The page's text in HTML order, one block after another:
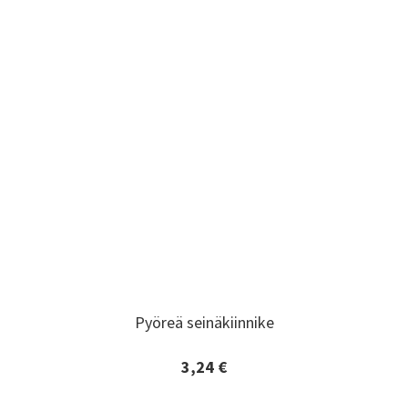
Pyöreä seinäkiinnike
3,24 €
Pyöreä seinäkiinnike
Lisätiedot ja tilaaminen